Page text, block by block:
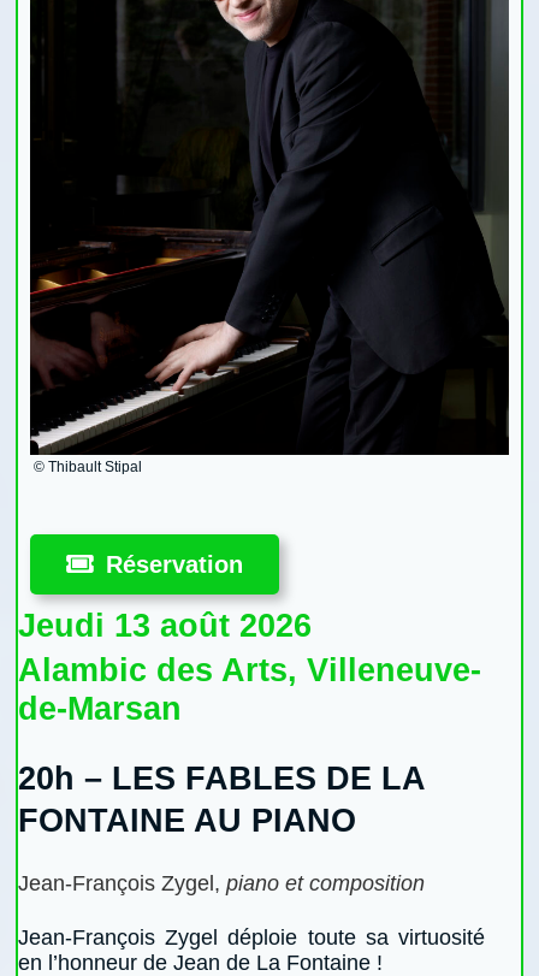
© Thibault Stipal
Réservation
Jeudi 13 août 2026
Alambic des Arts, Villeneuve-
de-Marsan
20h – LES FABLES DE LA
FONTAINE AU PIANO
Jean-François Zygel,piano et composition
Jean-François Zygel déploie toute sa virtuosité
en l’honneur de Jean de La Fontaine !